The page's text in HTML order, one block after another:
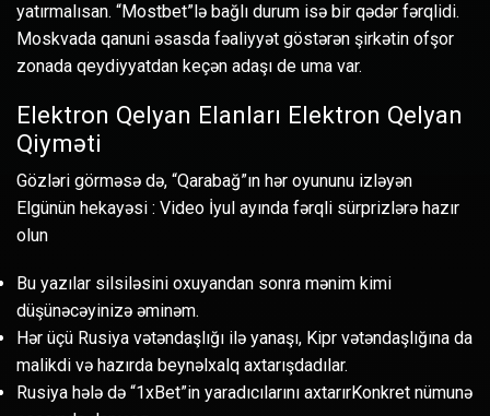
yatırmalısan. “Mostbet”lə bağlı durum isə bir qədər fərqlidi.
Moskvada qanuni əsasda fəaliyyət göstərən şirkətin ofşor
zonada qeydiyyatdan keçən adaşı de uma var.
Elektron Qelyan Elanları Elektron Qelyan
Qiyməti
Gözləri görməsə də, “Qarabağ”ın hər oyununu izləyən
Elgünün hekayəsi : Video İyul ayında fərqli sürprizlərə hazır
olun
Bu yazılar silsiləsini oxuyandan sonra mənim kimi
düşünəcəyinizə əminəm.
Hər üçü Rusiya vətəndaşlığı ilə yanaşı, Kipr vətəndaşlığına da
malikdi və hazırda beynəlxalq axtarışdadılar.
Rusiya hələ də “1xBet”in yaradıcılarını axtarırKonkret nümunə